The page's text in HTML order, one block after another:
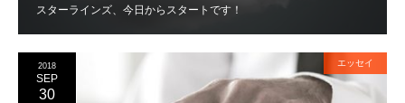
スターラインズ、今日からスタートです！
2018
SEP
30
エッセイ